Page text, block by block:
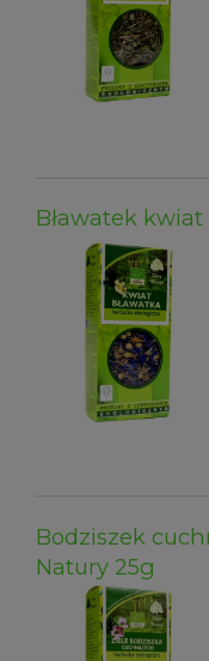
Bławatek
Bodziszek
Natury 25g